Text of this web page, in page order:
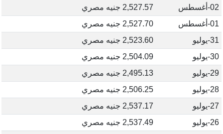
02-أغسطس
2,527.57 جنيه مصري
01-أغسطس
2,527.70 جنيه مصري
31-يوليو
2,523.60 جنيه مصري
30-يوليو
2,504.09 جنيه مصري
29-يوليو
2,495.13 جنيه مصري
28-يوليو
2,506.25 جنيه مصري
27-يوليو
2,537.17 جنيه مصري
26-يوليو
2,537.49 جنيه مصري